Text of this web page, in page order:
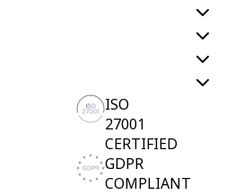
ISO
27001
CERTIFIED
GDPR
COMPLIANT